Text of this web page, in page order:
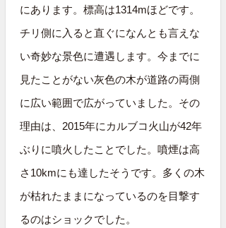
にあります。標高は1314mほどです。
チリ側に入ると直ぐになんとも言えな
い奇妙な景色に遭遇します。今までに
見たことがない灰色の木が道路の両側
に広い範囲で広がっていました。その
理由は、2015年にカルブコ火山が42年
ぶりに噴火したことでした。噴煙は高
さ10kmにも達したそうです。多くの木
が枯れたままになっているのを目撃す
るのはショックでした。